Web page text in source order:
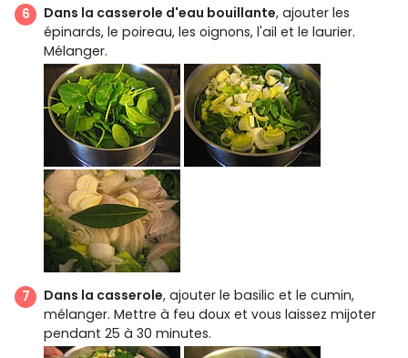
Dans la casserole d'eau bouillante, ajouter les
épinards, le poireau, les oignons, l'ail et le laurier.
Mélanger.
Dans la casserole, ajouter le basilic et le cumin,
mélanger. Mettre à feu doux et vous laissez mijoter
pendant 25 à 30 minutes.